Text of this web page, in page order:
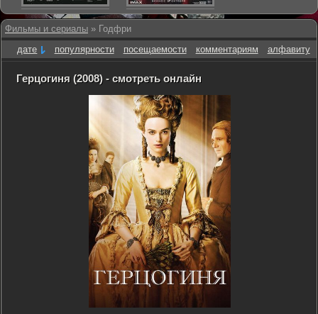
Фильмы и сериалы » Годфри
дате
популярности посещаемости комментариям алфавиту
Герцогиня (2008) - смотреть онлайн